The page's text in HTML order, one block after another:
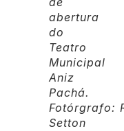
abertura
do
Teatro
Municipal
Aniz
Pachá.
Fotórgrafo:
Setton